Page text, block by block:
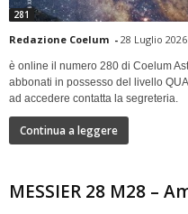
281
Redazione Coelum - 28 Luglio 2026
è online il numero 280 di Coelum
abbonati in possesso del livello
ad accedere contatta la segreteria.
Continua a leggere
MESSIER 28 M28 –